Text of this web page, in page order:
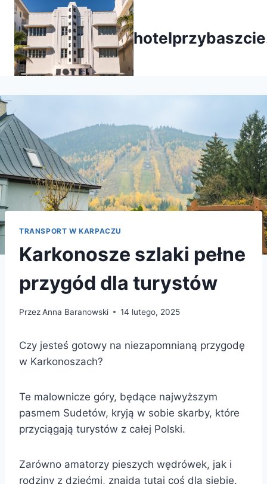
Przejdź
treści
TRANSPORT W KARPACZU
Karkonosze szlaki pełne
przygód dla turystów
PrzezAnna Baranowski 14 lutego, 2025
Czy jesteś gotowy na niezapomnianą przygodę
w Karkonoszach?
Te malownicze góry, będące najwyższym
pasmem Sudetów, kryją w sobie skarby, które
przyciągają turystów z całej Polski.
Zarówno amatorzy pieszych wędrówek, jak i
rodziny z dziećmi, znajdą tutaj coś dla siebie.